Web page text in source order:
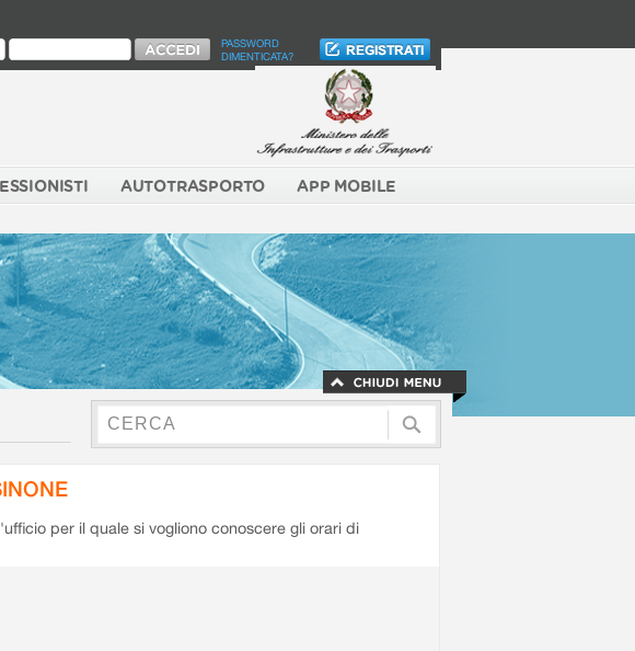
PASSWORD
DIMENTICATA?
AUTOTRASPORTO APP MOBILE
per il quale si vogliono conoscere gli orari di